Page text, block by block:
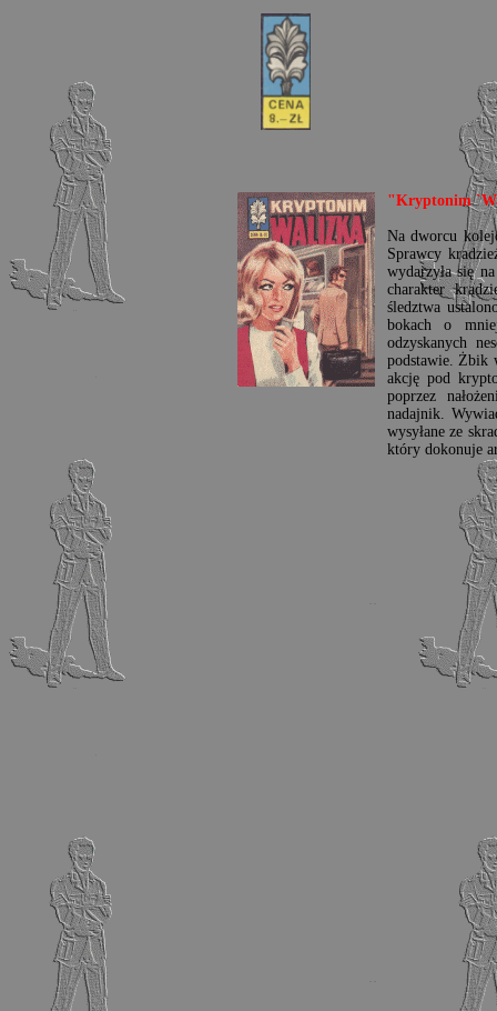
"Kryptonim
Na dworcu
Sprawcy
wydarzyła się
charakter
śledztwa
bokach o
odzyskanych
podstawie. Żbik
akcję pod
poprzez
nadajnik.
wysyłane ze
który dokonuje